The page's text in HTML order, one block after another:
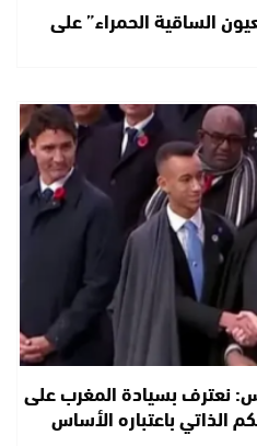
الساقية الحمراء” على
نعترف بسيادة المغرب على
الذاتي باعتباره الأساس